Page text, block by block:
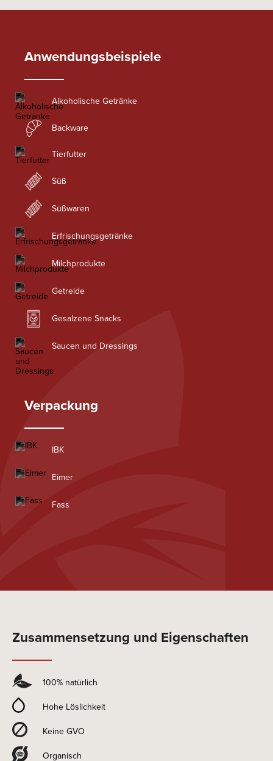
Anwendungsbeispiele
Alkoholische Getränke
Backware
Tierfutter
Süß
Süßwaren
Erfrischungsgetränke
Milchprodukte
Getreide
Gesalzene Snacks
Saucen und Dressings
Verpackung
IBK
Eimer
Fass
Zusammensetzung und Eigenschaften
100% natürlich
Hohe Löslichkeit
Keine GVO
Organisch